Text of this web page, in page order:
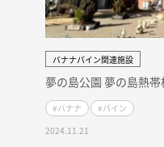
バナナパイン関連施設
2024.11.21
夢の島公園 夢の島熱
#バナナ #パイン